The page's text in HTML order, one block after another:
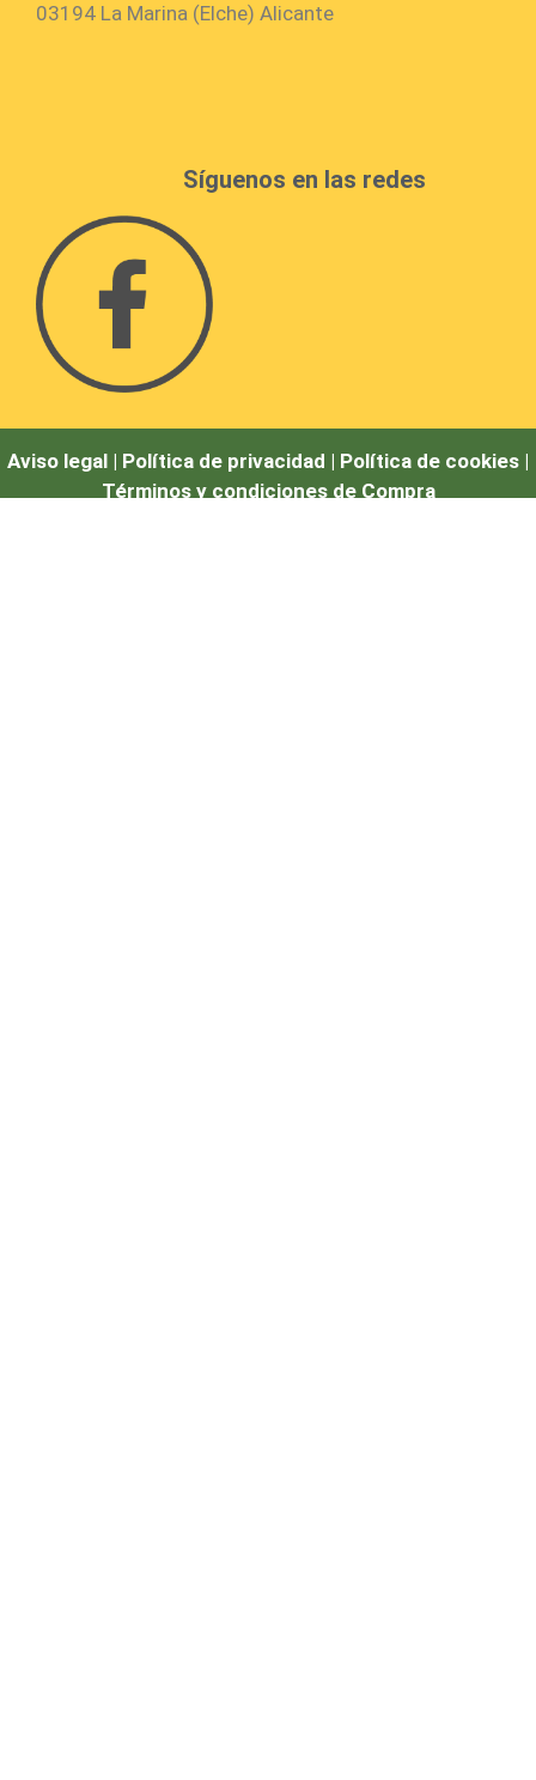
03194 La Marina (Elche) Alicante
Síguenos en las redes
Aviso legal | Política de privacidad | Política de cookies |
Términos y condiciones de Compra